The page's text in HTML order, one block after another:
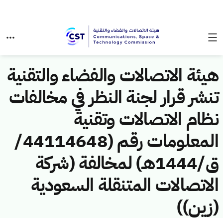
هيئة الاتصالات والفضاء والتقنية
تنشر قرار لجنة النظر في مخالفات
نظام الاتصالات وتقنية
المعلومات رقم (44114648/
ق/1444هـ) لمخالفة (شركة
الاتصالات المتنقلة السعودية
(زين))